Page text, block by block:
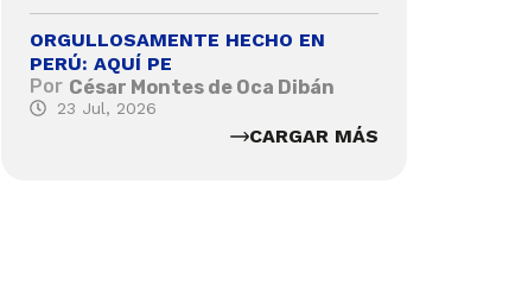
ORGULLOSAMENTE HECHO EN
PERÚ: AQUÍ PE
Por César Montes de Oca Dibán
23 Jul, 2026
CARGAR MÁS